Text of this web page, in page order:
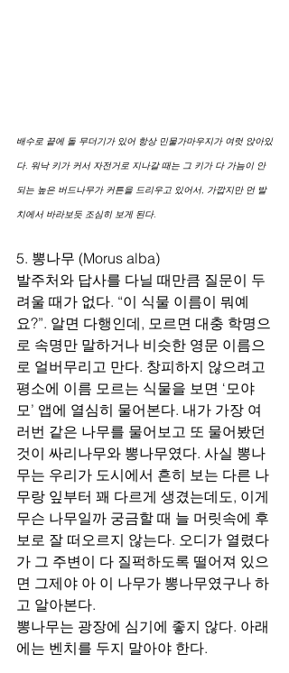
배수로 끝에 돌 무더기가 있어 항상 민물가마우지가 여럿 앉아있
다. 워낙 키가 커서 자전거로 지나갈 때는 그 키가 다 가늠이 안
되는 높은 버드나무가 커튼을 드리우고 있어서, 가깝지만 먼 발
치에서 바라보듯 조심히 보게 된다.
5. 뽕나무 (Morus alba)
발주처와 답사를 다닐 때만큼 질문이 두
려울 때가 없다. “이 식물 이름이 뭐예
요?”. 알면 다행인데, 모르면 대충 학명으
로 속명만 말하거나 비슷한 영문 이름으
로 얼버무리고 만다. 창피하지 않으려고
평소에 이름 모르는 식물을 보면 ‘모야
모’ 앱에 열심히 물어본다. 내가 가장 여
러번 같은 나무를 물어보고 또 물어봤던
것이 싸리나무와 뽕나무였다. 사실 뽕나
무는 우리가 도시에서 흔히 보는 다른 나
무랑 잎부터 꽤 다르게 생겼는데도, 이게
무슨 나무일까 궁금할 때 늘 머릿속에 후
보로 잘 떠오르지 않는다. 오디가 열렸다
가 그 주변이 다 질퍽하도록 떨어져 있으
면 그제야 아 이 나무가 뽕나무였구나 하
고 알아본다.
뽕나무는 광장에 심기에 좋지 않다. 아래
에는 벤치를 두지 말아야 한다.